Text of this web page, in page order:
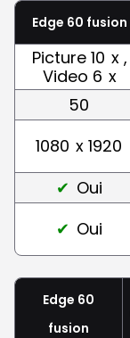
Edge 60 fusion
Picture 10 x ,
Video 6 x
50
1080 x 1920
Oui
Oui
Edge 60
fusion